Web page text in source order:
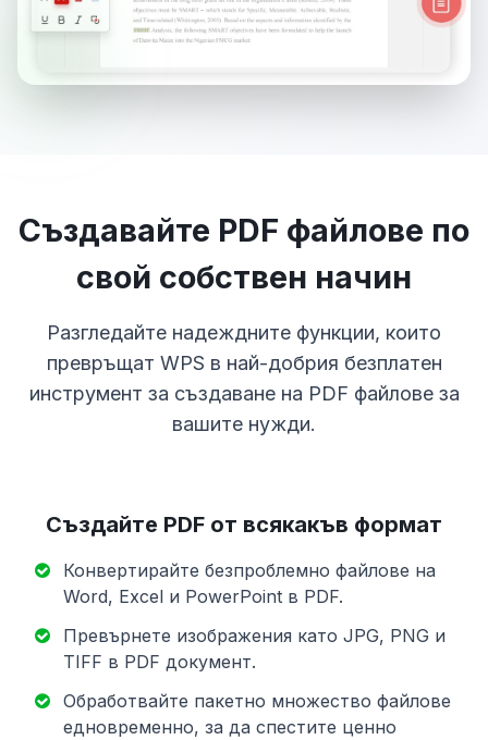
Създавайте PDF файлове по
свой собствен начин
Разгледайте надеждните функции, които
превръщат WPS в най-добрия безплатен
инструмент за създаване на PDF файлове за
вашите нужди.
Създайте PDF от всякакъв формат
Конвертирайте безпроблемно файлове на
Word, Excel и PowerPoint в PDF.
Превърнете изображения като JPG, PNG и
TIFF в PDF документ.
Обработвайте пакетно множество файлове
едновременно, за да спестите ценно